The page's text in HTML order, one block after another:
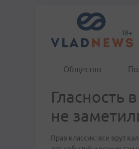
Общество
Гласность
не
Прав классик: все врут